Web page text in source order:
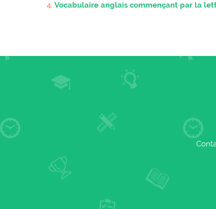
Vocabulaire anglais commençant par la